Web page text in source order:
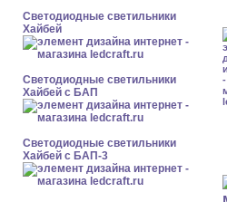
Светодиодные светильники
Хайбей
Светодиодные светильники
Хайбей с БАП
Светодиодные светильники
Хайбей с БАП-3